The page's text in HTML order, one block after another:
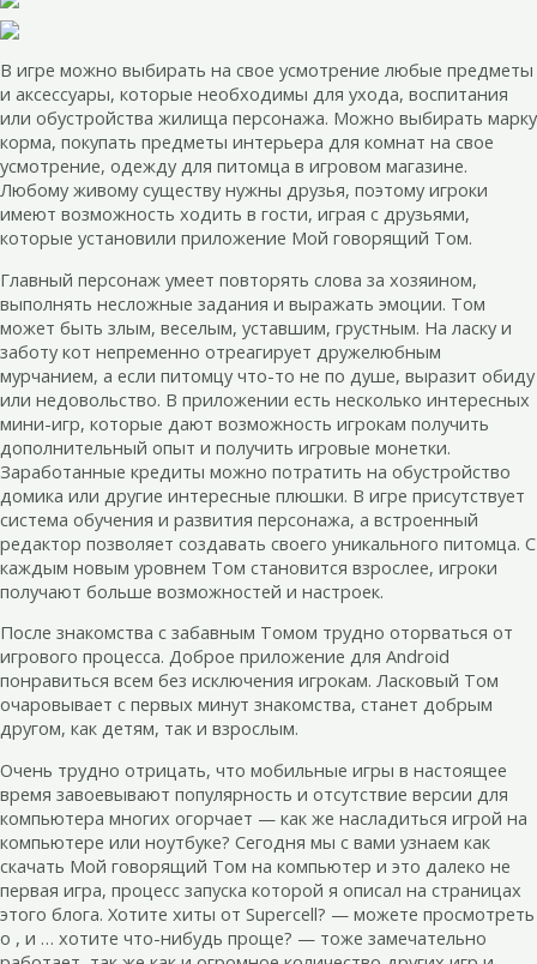
В игре можно выбирать на свое усмотрение любые предметы
и аксессуары, которые необходимы для ухода, воспитания
или обустройства жилища персонажа. Можно выбирать марку
корма, покупать предметы интерьера для комнат на свое
усмотрение, одежду для питомца в игровом магазине.
Любому живому существу нужны друзья, поэтому игроки
имеют возможность ходить в гости, играя с друзьями,
которые установили приложение Мой говорящий Том.
Главный персонаж умеет повторять слова за хозяином,
выполнять несложные задания и выражать эмоции. Том
может быть злым, веселым, уставшим, грустным. На ласку и
заботу кот непременно отреагирует дружелюбным
мурчанием, а если питомцу что-то не по душе, выразит обиду
или недовольство. В приложении есть несколько интересных
мини-игр, которые дают возможность игрокам получить
дополнительный опыт и получить игровые монетки.
Заработанные кредиты можно потратить на обустройство
домика или другие интересные плюшки. В игре присутствует
система обучения и развития персонажа, а встроенный
редактор позволяет создавать своего уникального питомца. С
каждым новым уровнем Том становится взрослее, игроки
получают больше возможностей и настроек.
После знакомства с забавным Томом трудно оторваться от
игрового процесса. Доброе приложение для Android
понравиться всем без исключения игрокам. Ласковый Том
очаровывает с первых минут знакомства, станет добрым
другом, как детям, так и взрослым.
Очень трудно отрицать, что мобильные игры в настоящее
время завоевывают популярность и отсутствие версии для
компьютера многих огорчает — как же насладиться игрой на
компьютере или ноутбуке? Сегодня мы с вами узнаем как
скачать Мой говорящий Том на компьютер и это далеко не
первая игра, процесс запуска которой я описал на страницах
этого блога. Хотите хиты от Supercell? — можете просмотреть
о , и … хотите что-нибудь проще? — тоже замечательно